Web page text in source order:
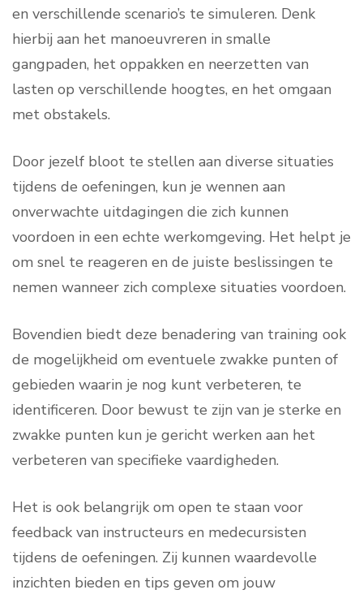
en verschillende scenario’s te simuleren. Denk
hierbij aan het manoeuvreren in smalle
gangpaden, het oppakken en neerzetten van
lasten op verschillende hoogtes, en het omgaan
met obstakels.
Door jezelf bloot te stellen aan diverse situaties
tijdens de oefeningen, kun je wennen aan
onverwachte uitdagingen die zich kunnen
voordoen in een echte werkomgeving. Het helpt je
om snel te reageren en de juiste beslissingen te
nemen wanneer zich complexe situaties voordoen.
Bovendien biedt deze benadering van training ook
de mogelijkheid om eventuele zwakke punten of
gebieden waarin je nog kunt verbeteren, te
identificeren. Door bewust te zijn van je sterke en
zwakke punten kun je gericht werken aan het
verbeteren van specifieke vaardigheden.
Het is ook belangrijk om open te staan voor
feedback van instructeurs en medecursisten
tijdens de oefeningen. Zij kunnen waardevolle
inzichten bieden en tips geven om jouw